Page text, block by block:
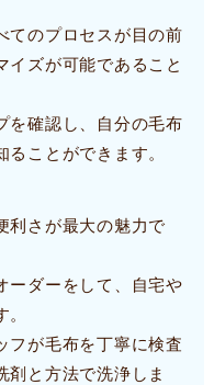
てのプロセスが目の前
イズが可能であること
を確認し、自分の毛布
ことができます。
利さが最大の魅力で
ーダーをして、自宅や
フが毛布を丁寧に検査
剤と方法で洗浄しま